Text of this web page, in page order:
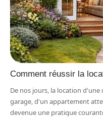
Comment réussir la
De nos jours, la location
garage, d'un appartement
devenue une pratique